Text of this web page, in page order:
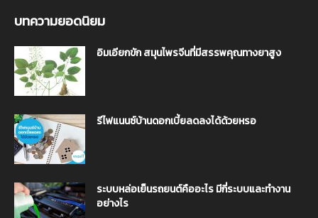
บทความยอดนิยม
อิมเอียกขัก สมุนไพรจีนที่มีสรรพคุณทางยาสูง
รีไฟแนนซ์บ้านดอกเบี้ยลดลงได้ด้วยหรอ
ระบบหล่อเย็นรถยนต์คืออะไร มีกี่ระบบและทำงาน
อย่างไร